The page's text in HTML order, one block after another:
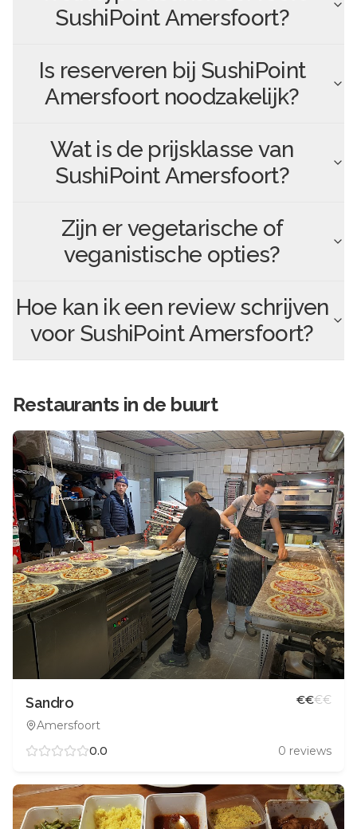
SushiPoint Amersfoort?
Is reserveren bij SushiPoint
Amersfoortnoodzakelijk?
Wat is de prijsklasse van
SushiPoint Amersfoort?
Zijn er vegetarische of
veganistische opties?
Hoe kan ik een review schrijven
voor SushiPoint Amersfoort?
Restaurants in de buurt
Sandro
Amersfoort
€€€€
0.0 0 reviews